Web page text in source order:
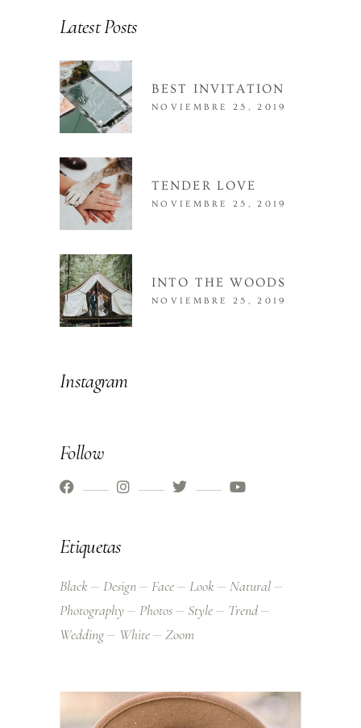
Latest Posts
BEST INVITATION
NOVIEMBRE 25, 2019
TENDER LOVE
NOVIEMBRE 25, 2019
INTO THE WOODS
NOVIEMBRE 25, 2019
Instagram
Follow
Etiquetas
Black Design Face Look
Natural
Photography
Photos Style
Trend
Wedding
White Zoom